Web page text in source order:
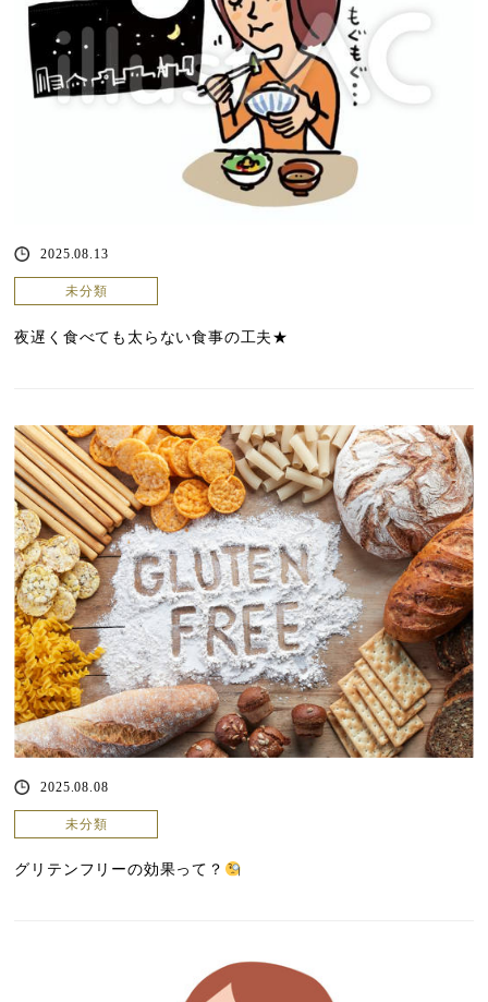
2025.08.13
未分類
夜遅く食べても太らない食事の工夫★
2025.08.08
未分類
グリテンフリーの効果って？